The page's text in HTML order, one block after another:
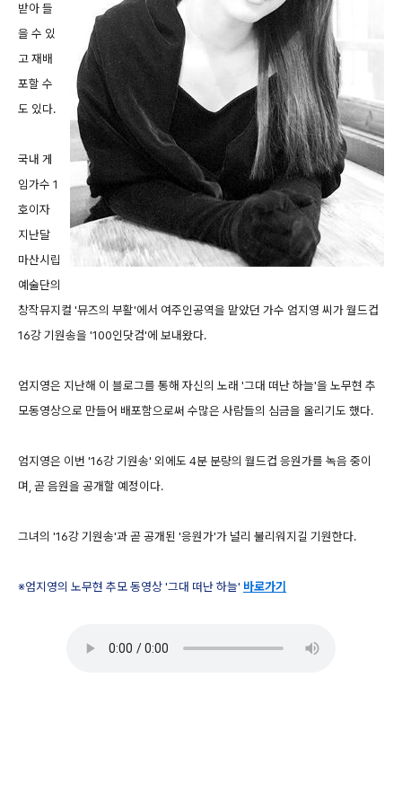
받아 들
을 수 있
고 재배
포할 수
도 있다.
국내 게
임가수 1
호이자
지난달
마산시립
예술단의
창작뮤지컬 '뮤즈의 부활'에서 여주인공역을 맡았던 가수 엄지영 씨가 월드컵
16강 기원송을 '100인닷컴'에 보내왔다.
엄지영은 지난해 이 블로그를 통해 자신의 노래 '그대 떠난 하늘'을 노무현 추
모동영상으로 만들어 배포함으로써 수많은 사람들의 심금을 울리기도 했다.
엄지영은 이번 '16강 기원송' 외에도 4분 분량의 월드컵 응원가를 녹음 중이
며, 곧 음원을 공개할 예정이다.
그녀의 '16강 기원송'과 곧 공개된 '응원가'가 널리 불리워지길 기원한다.
※엄지영의 노무현 추모 동영상 '그대 떠난 하늘' 바로가기